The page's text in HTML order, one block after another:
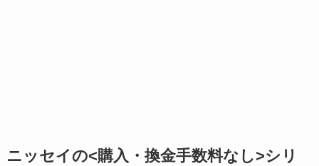
ニッセイの<購入・換金手数料なし>シリ